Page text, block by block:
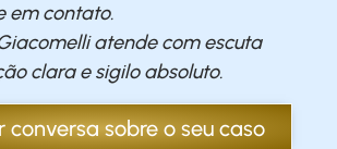
em contato.
atende com escuta
clara e sigilo absoluto.
conversa sobre o seu caso